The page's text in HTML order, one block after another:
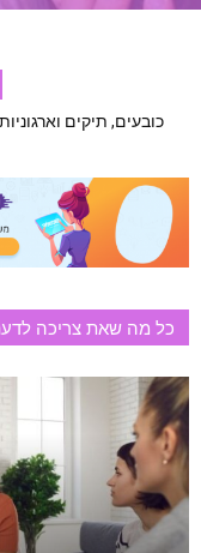
כובעים, תיקים
זרי פרחים –
כל מה שאת צריכה